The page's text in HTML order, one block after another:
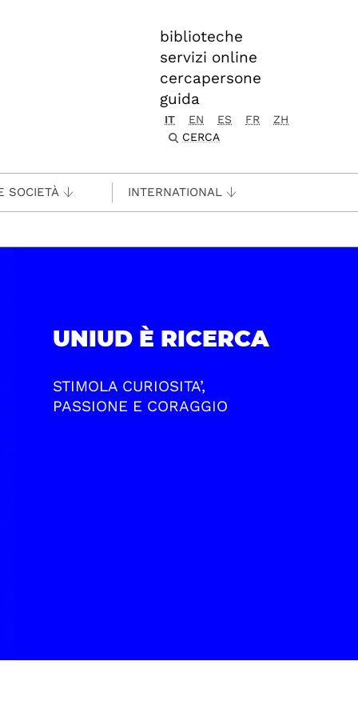
biblioteche
servizi online
cercapersone
guida
IT EN ES FR
ZH
CERCA
SOCIETÀ INTERNATIONAL
UNIUD È RICERCA
STIMOLA CURIOSITA’,
PASSIONE E CORAGGIO